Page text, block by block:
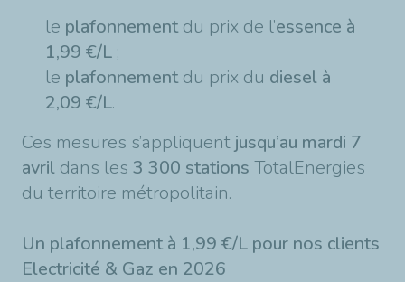
le plafonnementdu prix de l’essence à
1,99 €/L ;
le plafonnementdu prix du diesel à
2,09 €/L.
Ces mesures s’appliquent jusqu’au mardi 7
avril dans les 3 300 stations TotalEnergies
du territoire métropolitain.
Un plafonnement à 1,99 €/L pour nos clients
Electricité & Gaz en 2026